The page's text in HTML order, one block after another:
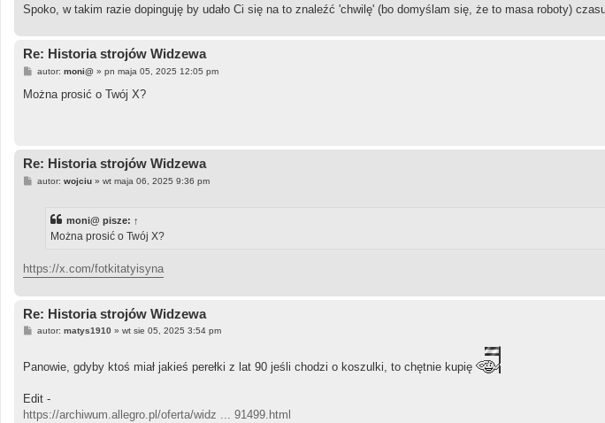
Spoko, w takim razie dopinguję by udało Ci się na to znaleźć 'chwilę' (bo domyślam się, że to masa roboty)
Re: Historia strojów Widzewa
P
s
autor: moni@» pn maja 05, 2025 12:05 pm
Można prosić o Twój X?
Re: Historia strojów Widzewa
Pautor: wojciu» wt maja 06, 2025 9:36 pm
moni@ pisze: ↑
Można prosić o Twój X?
https://x.com/fotkitatyisyna
Re: Historia strojów Widzewa
Pautor: matys1910 » wt sie 05, 2025 3:54 pm
Panowie, gdyby ktoś miał jakieś perełki z lat 90 jeśli chodzi o koszulki, to chętnie kupię
Edit -
https://archiwum.allegro.pl/oferta/widz ... 91499.html